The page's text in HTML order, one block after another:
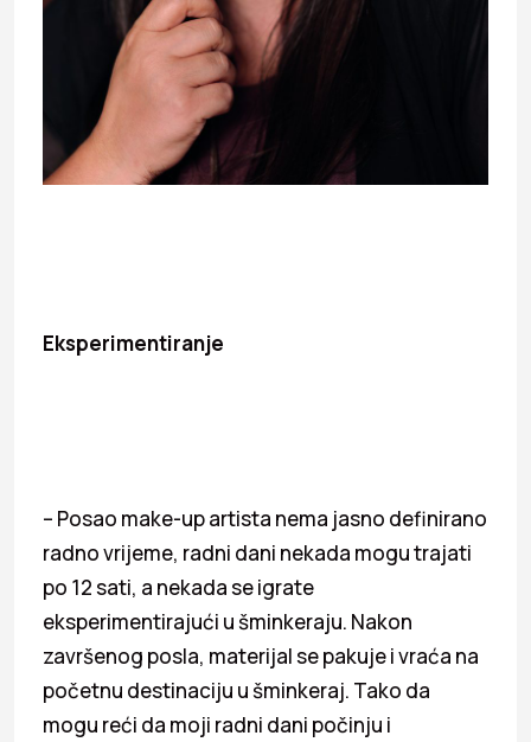
Eksperimentiranje
– Posao make-up artista nema jasno definirano
radno vrijeme, radni dani nekada mogu trajati
po 12 sati, a nekada se igrate
eksperimentirajući u šminkeraju. Nakon
završenog posla, materijal se pakuje i vraća na
početnu destinaciju u šminkeraj. Tako da
mogu reći da moji radni dani počinju i